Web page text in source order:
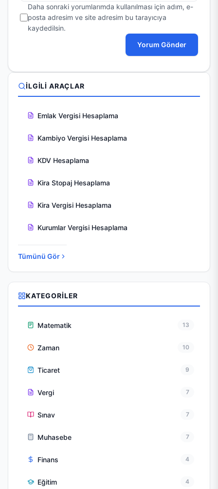
Daha sonraki yorumlarımda kullanılması için adım, e-
posta adresim ve site adresim bu tarayıcıya
kaydedilsin.
İLGILI ARAÇLAR
Emlak Vergisi Hesaplama
Kambiyo Vergisi Hesaplama
KDV Hesaplama
Kira Stopaj Hesaplama
Kira Vergisi Hesaplama
Kurumlar Vergisi Hesaplama
Tümünü Gör
KATEGORILER
Matematik 13
Zaman 10
Ticaret 9
Vergi 7
Sınav 7
Muhasebe 7
Finans 4
Eğitim 4